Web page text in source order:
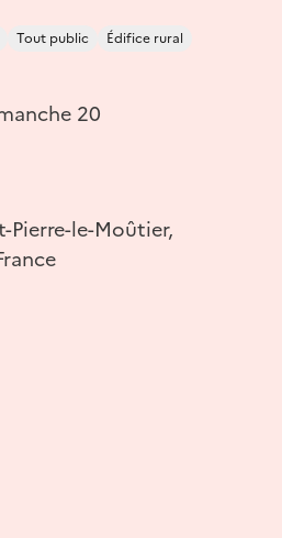
Tout public Édifice rural
20
Pierre-le-Moûtier,